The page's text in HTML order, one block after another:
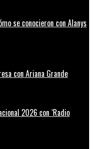
se conocieron con Alanys
con Ariana Grande
2026 con ‘Radio